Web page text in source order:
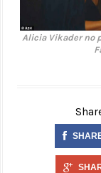
Alicia Vikader no